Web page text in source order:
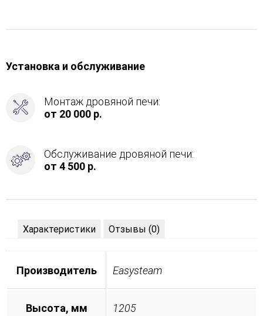
Установка и обслуживание
Монтаж дровяной печи:
от 20 000 р.
Обслуживание дровяной печи:
от 4 500 р.
Характеристики Отзывы (0)
Производитель Easysteam
Высота, мм 1205